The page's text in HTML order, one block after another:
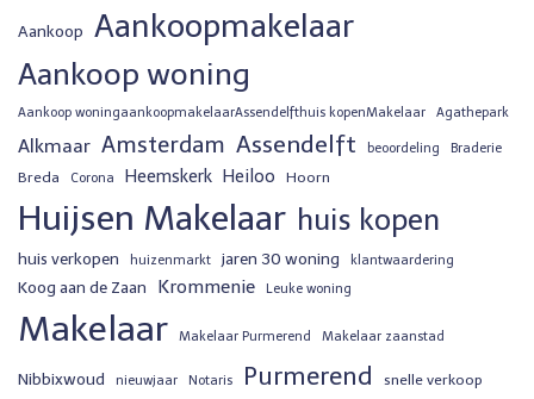
Aankoop Aankoopmakelaar
Aankoop woning
Aankoop woningaankoopmakelaarAssendelfthuis kopenMakelaar Agathepark
Alkmaar Amsterdam Assendelft beoordeling Braderie
Breda Corona Heemskerk Heiloo Hoorn
Huijsen Makelaar huis kopen
huis verkopen huizenmarkt jaren 30 woning klantwaardering
Koog aan de Zaan Krommenie Leuke woning
Makelaar Makelaar Purmerend Makelaar zaanstad
Nibbixwoud nieuwjaar Notaris Purmerend snelle verkoop